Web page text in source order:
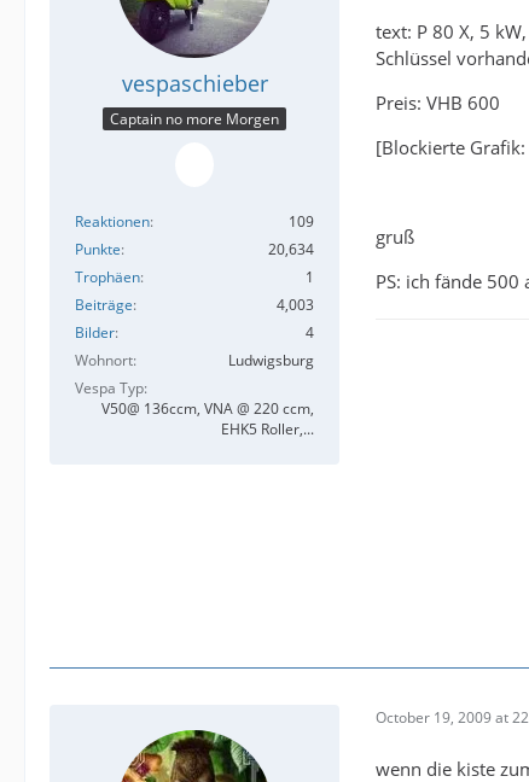
vespaschieber
Captain no more Morgen
Reaktionen
109
Punkte
20,634
Trophäen
1
Beiträge
4,003
Bilder
4
Wohnort
Ludwigsburg
Vespa Typ
V50@ 136ccm, VNA @ 220 ccm,
EHK5 Roller,...
text: P 80 X, 5
Schlüssel
Preis: VHB 600
[Blockierte Grafik:
gruß
PS: ich fände
October 19, 2009 at
wenn die kiste